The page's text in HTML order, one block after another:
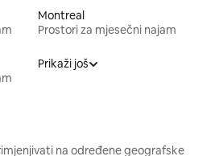
Montreal
Prostori za mjesečni najam
Prikaži još
na određene geografske